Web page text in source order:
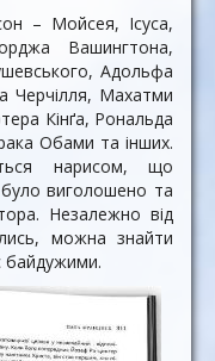
– Мойсея, Ісуса,
Вашингтона,
Адольфа
Черчілля, Махатми
Кінґа, Рональда
Обами та інших.
нарисом, що
було виголошено та
Незалежно від
можна знайти
байдужими.